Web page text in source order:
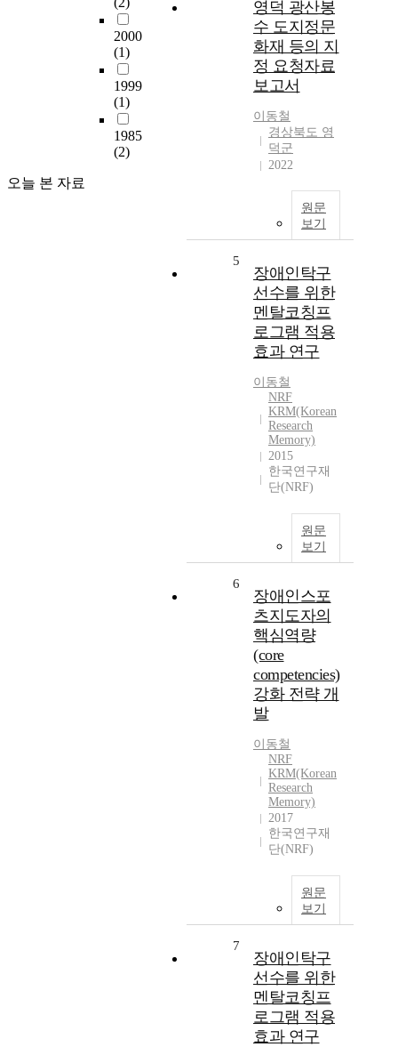
2000
(1)
1999
(1)
1985
(2)
오늘 본 자료
영덕 광산봉
수 도지정문
화재 등의 지
정 요청자료
보고서
이동철
경상북도 영
덕군
2022
원문
보기
5
장애인탁구
선수를 위한
멘탈코칭프
로그램 적용
효과 연구
이동철
NRF
KRM(Korean
Research
Memory)
2015
한국연구재
단(NRF)
원문
보기
6
장애인스포
츠지도자의
핵심역량
(core
competencies)
강화 전략 개
발
이동철
NRF
KRM(Korean
Research
Memory)
2017
한국연구재
단(NRF)
원문
보기
7
장애인탁구
선수를 위한
멘탈코칭프
로그램 적용
효과 연구